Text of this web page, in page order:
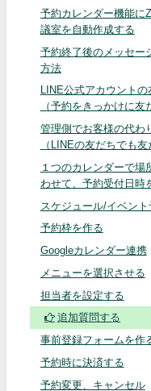
予約カレンダー機能に
議室を自動作成する
予約終了後のメッセー
方法
LINE公式アカウント
（予約をきっかけに友
管理側でお客様の代わ
（LINEの友だちでも
１つのカレンダーで場
わせて、予約受付日時
スケジュール/イベント
予約枠を作る
Googleカレンダー連携
メニューを選択させる
担当者を設定する
追加質問する
事前登録フォームを作
予約時に決済する
予約変更、キャンセル